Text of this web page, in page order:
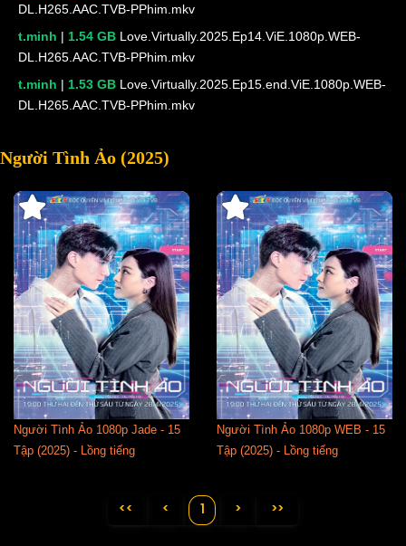
DL.H265.AAC.TVB-PPhim.mkv
t.minh | 1.54 GBLove.Virtually.2025.Ep14.ViE.1080p.WEB-
DL.H265.AAC.TVB-PPhim.mkv
t.minh | 1.53 GBLove.Virtually.2025.Ep15.end.ViE.1080p.WEB-
DL.H265.AAC.TVB-PPhim.mkv
Người Tình Ảo (2025)
Người Tình Ảo 1080p Jade - 15
Tập (2025) - Lồng tiếng
Người Tình Ảo 1080p WEB - 15
Tập (2025) - Lồng tiếng
<< < 1 > >>